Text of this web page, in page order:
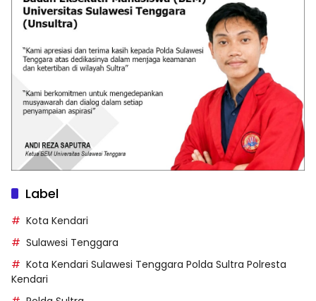
Label
Kota Kendari
Sulawesi Tenggara
Kota Kendari Sulawesi Tenggara Polda Sultra Polresta
Kendari